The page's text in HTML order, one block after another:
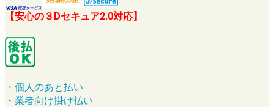
【安心の３Dセキュア2.0対応】
・個人のあと払い
・業者向け掛け払い